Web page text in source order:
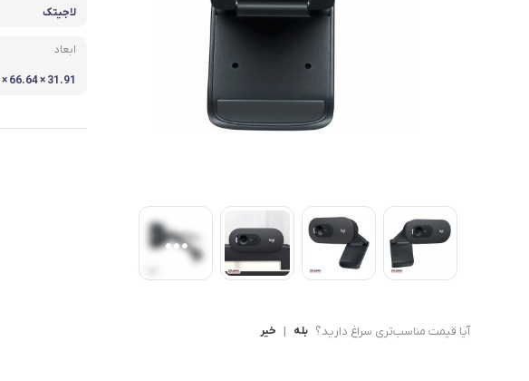
Ryzen 3
Ryzen 5
آیا قیمت مناسب‌تری سراغ دارید؟ بله | خیر
لاجیتک
ابعاد